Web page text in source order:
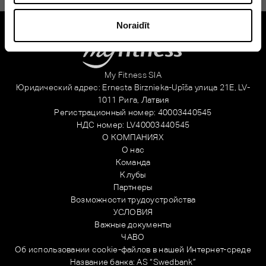
Noraidīt
My Fitness SIA
Юридический адрес: Ernesta Birznieka-Upīša улица 21E, LV-
1011 Рига, Латвия
Регистрационный номер: 40003440545
НДС номер: LV40003440545
О КОМПАНИЯХ
О нас
Команда
Клубы
Партнеры
Возможности трудоустройства
УСЛОВИЯ
Важные документы
ЧАВО
Об использовании cookie-файлов в нашей Интернет-среде
Название банка: AS “Swedbank”